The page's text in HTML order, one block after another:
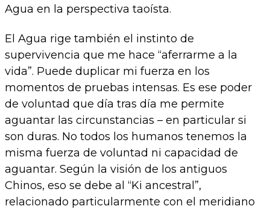
Agua en la perspectiva taoísta.
El Agua rige también el instinto de
supervivencia que me hace “aferrarme a la
vida”. Puede duplicar mi fuerza en los
momentos de pruebas intensas. Es ese poder
de voluntad que día tras día me permite
aguantar las circunstancias – en particular si
son duras. No todos los humanos tenemos la
misma fuerza de voluntad ni capacidad de
aguantar. Según la visión de los antiguos
Chinos, eso se debe al “Ki ancestral”,
relacionado particularmente con el meridiano